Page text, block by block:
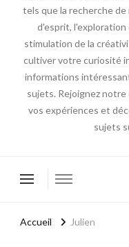
tels que la recherche
d'esprit,
stimulation de la
cultiver votre curiosité
informations
sujets. Rejoignez
vos expériences et
sujets
Accueil Julien